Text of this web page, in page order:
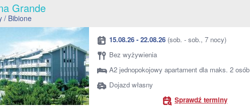
Grande
/ Bibione
15.08.26 - 22.08.26 (sob. - sob., 7 nocy)
Bez wyżywienia
A2 jednopokojowy apartament dla maks. 2 osób
Dojazd własny
Sprawdź terminy